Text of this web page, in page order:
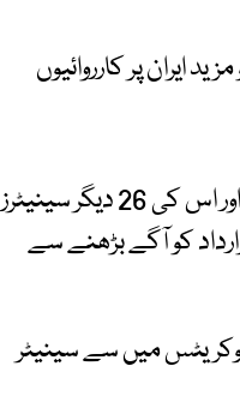
ایران پر کارروائیوں
امریکی میڈیا کے مطابق قرار داد کی سربراہی سینٹر ٹم کین نے کی تھی اور اس کی 26 دیگر سینیٹرز
کو آگے بڑھنے سے
میں سے سینیٹر